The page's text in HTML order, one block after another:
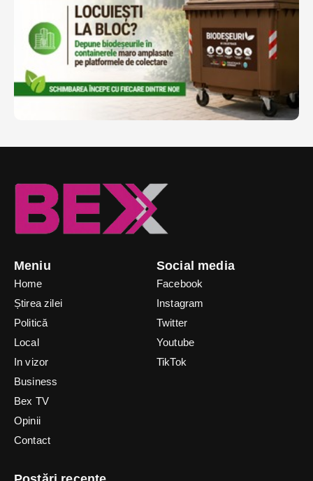
Meniu
Home
Știrea zilei
Politică
Local
In vizor
Business
Bex TV
Opinii
Contact
Social media
Facebook
Instagram
Twitter
Youtube
TikTok